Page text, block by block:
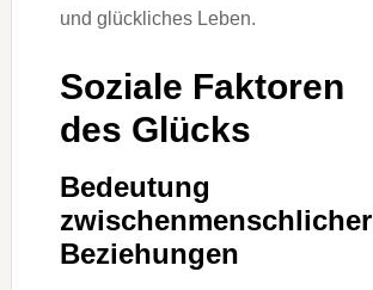
u‬nd glückliches Leben.
Soziale Faktoren
d‬es Glücks
Bedeutung
zwischenmenschlicher
Beziehungen